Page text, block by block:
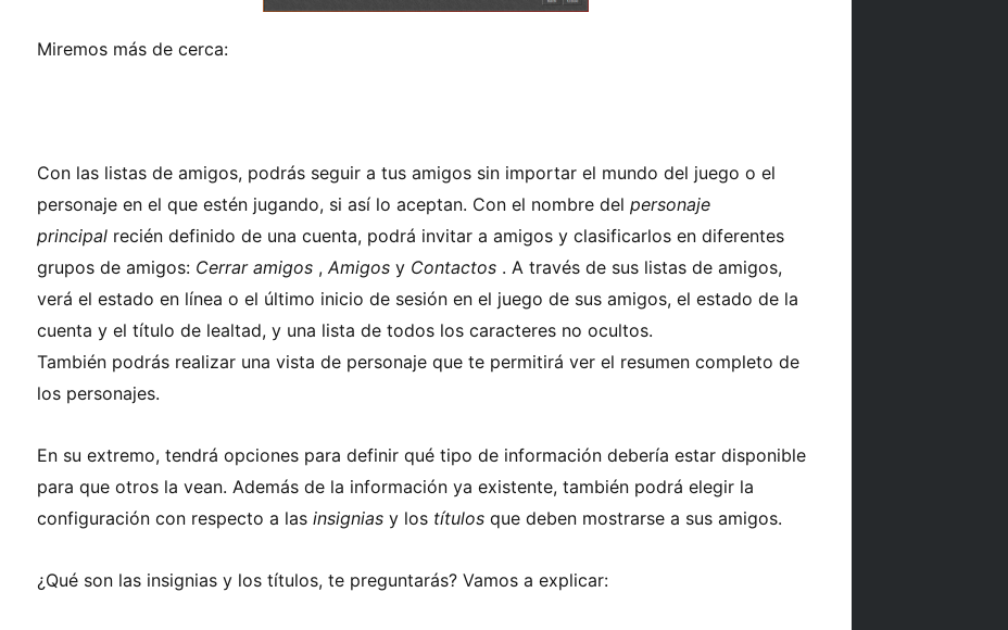
Miremos más de cerca:
Con las listas de amigos, podrás seguir a tus amigos sin importar el mundo del juego o el
personaje en el que estén jugando, si así lo aceptan. Con el nombre del personaje
principal recién definido de una cuenta, podrá invitar a amigos y clasificarlos en diferentes
grupos de amigos: Cerrar amigos , Amigos y Contactos . A través de sus listas de amigos,
verá el estado en línea o el último inicio de sesión en el juego de sus amigos, el estado de la
cuenta y el título de lealtad, y una lista de todos los caracteres no ocultos.
También podrás realizar una vista de personaje que te permitirá ver el resumen completo de
los personajes.
En su extremo, tendrá opciones para definir qué tipo de información debería estar disponible
para que otros la vean. Además de la información ya existente, también podrá elegir la
configuración con respecto a las insignias y los títulos que deben mostrarse a sus amigos.
¿Qué son las insignias y los títulos, te preguntarás? Vamos a explicar: